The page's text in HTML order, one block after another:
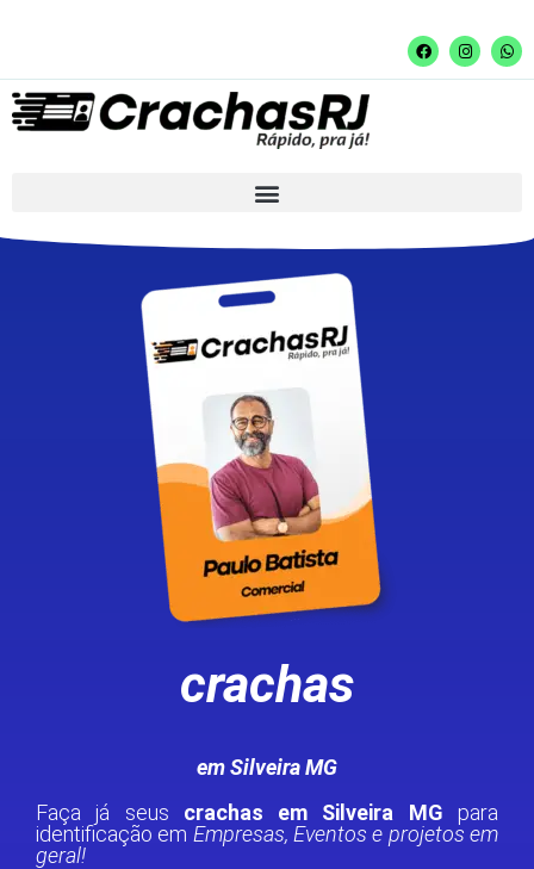
crachas
em Silveira MG
Faça já seus crachas em Silveira MG para
identificação em Empresas, Eventos e projetos em
geral!